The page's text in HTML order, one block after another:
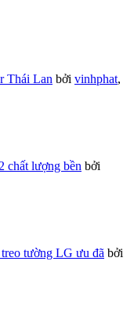
Thái Lan bởi vinhphat,
chất lượng bền bởi
tường LG ưu đã bởi